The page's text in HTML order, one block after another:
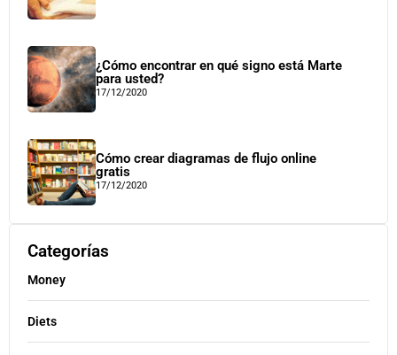
¿Cómo encontrar en qué signo está Marte
para usted?
17/12/2020
Cómo crear diagramas de flujo online
gratis
17/12/2020
Categorías
Money
Diets